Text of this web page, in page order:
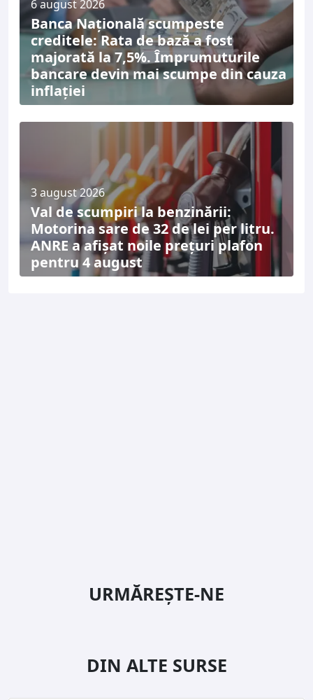
6 august 2026
Banca Națională scumpeste
creditele: Rata de bază a fost
majorată la 7,5%. Împrumuturile
bancare devin mai scumpe din cauza
inflației
3 august 2026
Val de scumpiri la benzinării:
Motorina sare de 32 de lei per litru.
ANRE a afișat noile prețuri plafon
pentru 4 august
URMĂREȘTE-NE
DIN ALTE SURSE